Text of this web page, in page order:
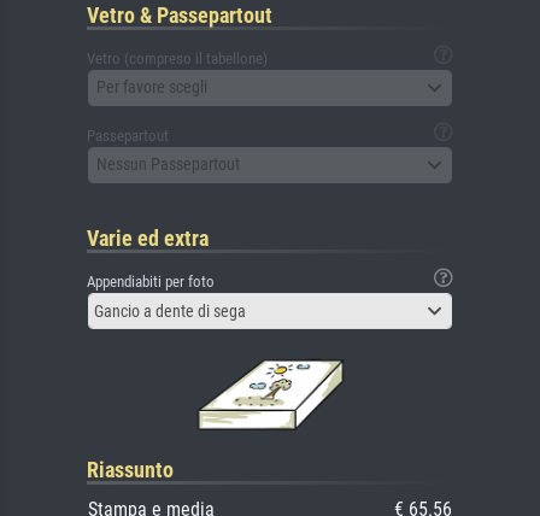
Vetro & Passepartout
Vetro (compreso il tabellone)
Per favore scegli
Passepartout
Nessun Passepartout
Varie ed extra
Appendiabiti per foto
Gancio a dente di sega
Riassunto
Stampa e media
€ 65.56